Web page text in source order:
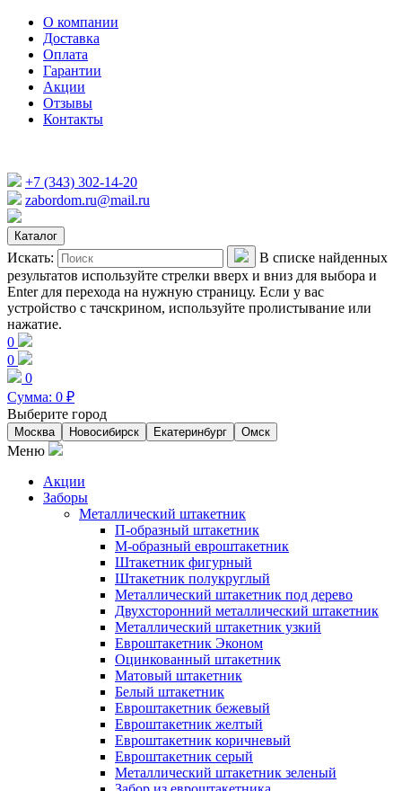
О компании
Доставка
Оплата
Гарантии
Акции
Отзывы
Контакты
+7 (343) 302-14-20
zabordom.ru@mail.ru
Каталог
Искать:
В списке найденных
результатов используйте стрелки вверх и вниз для выбора и
Enter для перехода на нужную страницу. Если у вас
устройство с тачскрином, используйте пролистывание или
нажатие.
0
0
0
Сумма: 0 ₽
Выберите город
Москва Новосибирск Екатеринбург Омск
Меню
Акции
Заборы
Металлический штакетник
П-образный штакетник
М-образный евроштакетник
Штакетник фигурный
Штакетник полукруглый
Металлический штакетник под дерево
Двухсторонний металлический штакетник
Металлический штакетник узкий
Евроштакетник Эконом
Оцинкованный штакетник
Матовый штакетник
Белый штакетник
Евроштакетник бежевый
Евроштакетник желтый
Евроштакетник коричневый
Евроштакетник серый
Металлический штакетник зеленый